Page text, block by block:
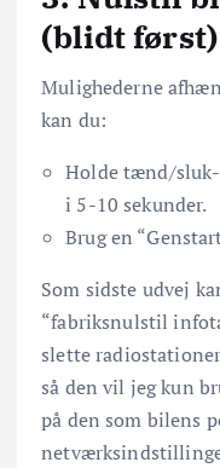
(blidt først)
Mulighederne
kan du:
Holde tænd/
i 5-10 sekunder.
Brug en
Som sidste udvej
“fabriksnulstil
slette
så den vil jeg kun
på den som bilens